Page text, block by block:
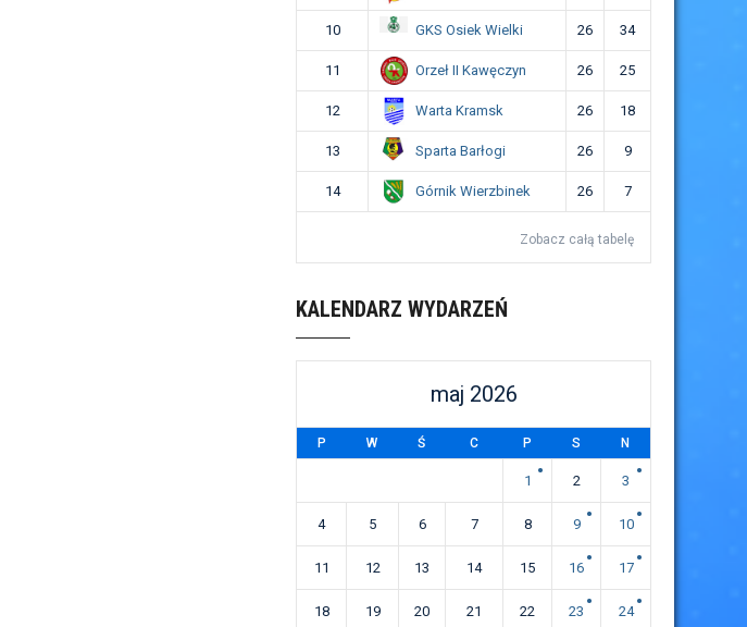
10 GKS Osiek Wielki 26 34
11 Orzeł II Kawęczyn 26 25
12 Warta Kramsk 26 18
13 Sparta Barłogi 26 9
14 Górnik Wierzbinek 26 7
Zobacz całą tabelę
KALENDARZ WYDARZEŃ
maj 2026
P W Ś C P S N
1 2 3
4 5 6 7 8 9 10
11 12 13 14 15 16 17
18 19 20 21 22 23 24